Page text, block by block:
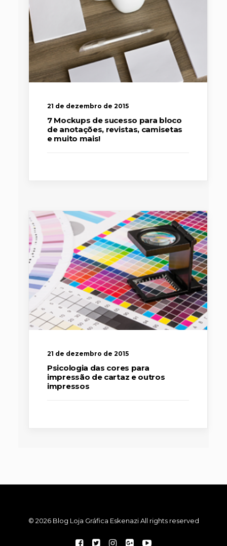
21 de dezembro de 2015
7 Mockups de sucesso para bloco
de anotações, revistas, camisetas
e muito mais!
21 de dezembro de 2015
Psicologia das cores para
impressão de cartaz e outros
impressos
© 2026 Blog Loja Gráfica Eskenazi All rights reserved